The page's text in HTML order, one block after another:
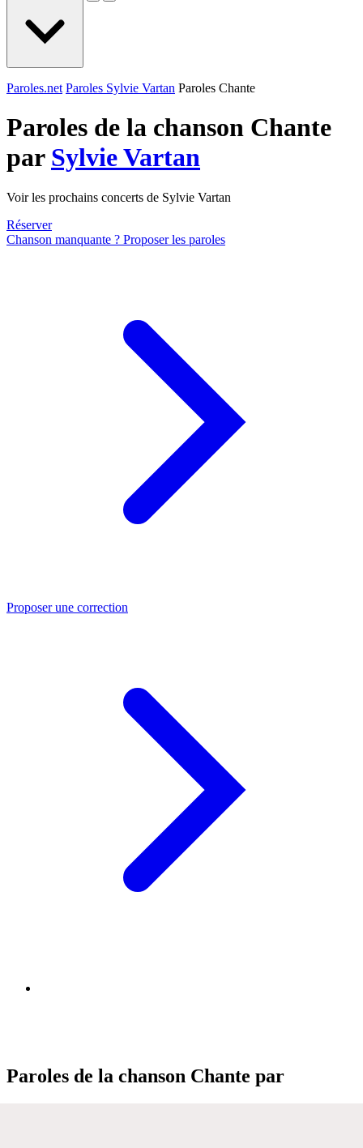
Paroles.net Paroles Sylvie Vartan Paroles Chante
Paroles de la chanson Chante
par Sylvie Vartan
Voir les prochains concerts de Sylvie Vartan
Réserver
Chanson manquante ? Proposer les paroles
Proposer une correction
Paroles de la chanson Chante par